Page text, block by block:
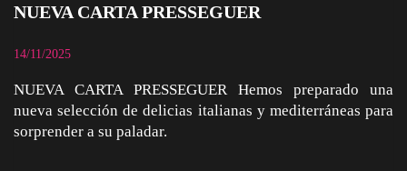
NUEVA CARTA PRESSEGUER
14/11/2025
NUEVA CARTA PRESSEGUER Hemos preparado una
nueva selección de delicias italianas y mediterráneas para
sorprender a su paladar.